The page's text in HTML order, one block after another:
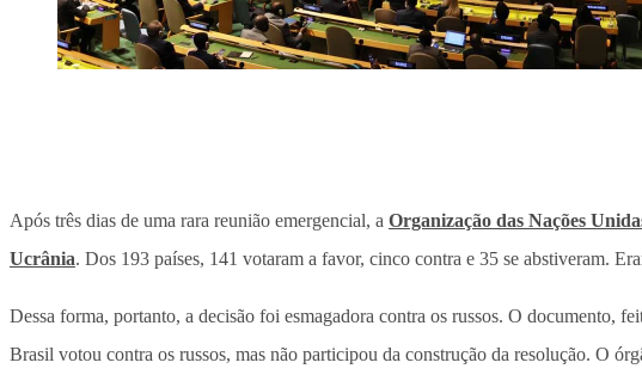
Após três dias de uma rara reunião emergencial, a Organização das Nações
Ucrânia. Dos 193 países, 141 votaram a favor, cinco contra e 35 se abstiveram.
Dessa forma, portanto, a decisão foi esmagadora contra os russos. O documento,
Brasil votou contra os russos, mas não participou da construção da resolução. O